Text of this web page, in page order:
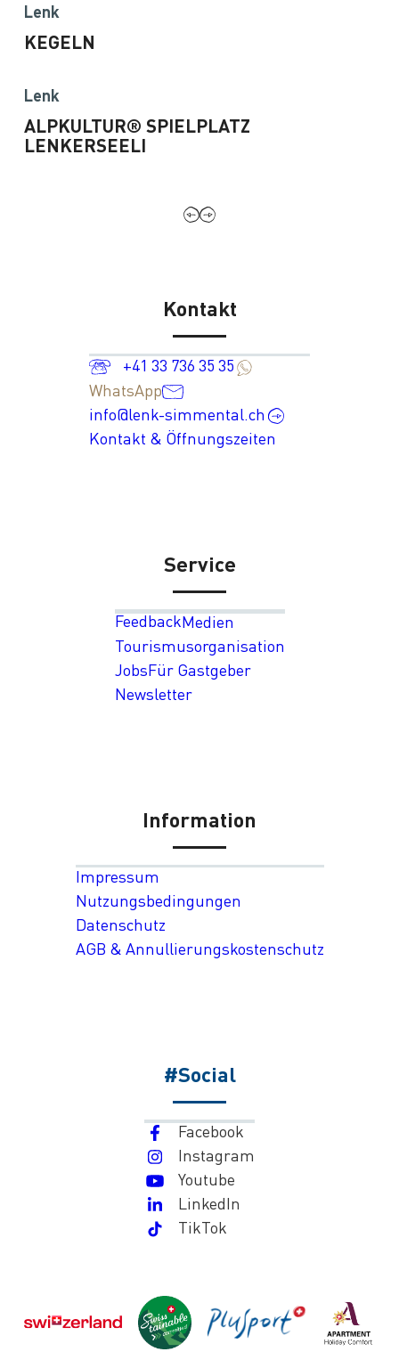
Lenk
KEGELN
Lenk
ALPKULTUR® SPIELPLATZ
LENKERSEELI
Kontakt
+41 33 736 35 35
WhatsApp
info@lenk-simmental.ch
Kontakt & Öffnungszeiten
Service
FeedbackMedien
Tourismusorganisation
JobsFür Gastgeber
Newsletter
Information
Impressum
Nutzungsbedingungen
Datenschutz
AGB & Annullierungskostenschutz
#Social
Facebook
Instagram
Youtube
LinkedIn
TikTok